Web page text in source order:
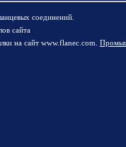
соединений.
сайта
на сайт www.flanec.com.